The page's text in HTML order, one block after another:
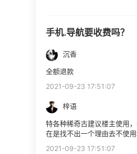
手机.导航要收费吗？
沉香
全额退款
2021-09-23 17:51:07
梓语
特各种稀奇古建议楼主使用
在是找不出一个理由去不使用
2021-09-23 17:51:07